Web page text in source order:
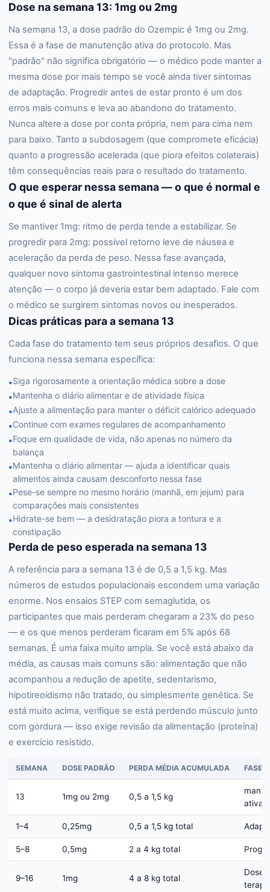
Dose na semana 13: 1mg ou 2mg
Na semana 13, a dose padrão do Ozempic é 1mg ou 2mg.
Essa é a fase de manutenção ativa do protocolo. Mas
"padrão" não significa obrigatório — o médico pode manter a
mesma dose por mais tempo se você ainda tiver sintomas
de adaptação. Progredir antes de estar pronto é um dos
erros mais comuns e leva ao abandono do tratamento.
Nunca altere a dose por conta própria, nem para cima nem
para baixo. Tanto a subdosagem (que compromete eficácia)
quanto a progressão acelerada (que piora efeitos colaterais)
têm consequências reais para o resultado do tratamento.
O que esperar nessa semana — o que é normal e
o que é sinal de alerta
Se mantiver 1mg: ritmo de perda tende a estabilizar. Se
progredir para 2mg: possível retorno leve de náusea e
aceleração da perda de peso. Nessa fase avançada,
qualquer novo sintoma gastrointestinal intenso merece
atenção — o corpo já deveria estar bem adaptado. Fale com
o médico se surgirem sintomas novos ou inesperados.
Dicas práticas para a semana 13
Cada fase do tratamento tem seus próprios desafios. O que
funciona nessa semana específica:
•Siga rigorosamente a orientação médica sobre a dose
•Mantenha o diário alimentar e de atividade física
•Ajuste a alimentação para manter o déficit calórico adequado
•Continue com exames regulares de acompanhamento
•Foque em qualidade de vida, não apenas no número da
balança
•Mantenha o diário alimentar — ajuda a identificar quais
alimentos ainda causam desconforto nessa fase
•Pese-se sempre no mesmo horário (manhã, em jejum) para
comparações mais consistentes
•Hidrate-se bem — a desidratação piora a tontura e a
constipação
Perda de peso esperada na semana 13
A referência para a semana 13 é de 0,5 a 1,5 kg. Mas
números de estudos populacionais escondem uma variação
enorme. Nos ensaios STEP com semaglutida, os
participantes que mais perderam chegaram a 23% do peso
— e os que menos perderam ficaram em 5% após 68
semanas. É uma faixa muito ampla. Se você está abaixo da
média, as causas mais comuns são: alimentação que não
acompanhou a redução de apetite, sedentarismo,
hipotireoidismo não tratado, ou simplesmente genética. Se
está muito acima, verifique se está perdendo músculo junto
com gordura — isso exige revisão da alimentação (proteína)
e exercício resistido.
SEMANA DOSE PADRÃO PERDA MÉDIA ACUMULADA FASE
13 1mg ou 2mg 0,5 a 1,5 kg
ativa
1–4 0,25mg 0,5 a 1,5 kg total
5–8 0,5mg 2 a 4 kg total
9–16 1mg 4 a 8 kg total
Dose